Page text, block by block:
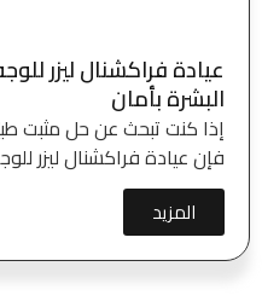
عيادة فراكشنال ليزر
البشرة بأمان
إذا كنت تبحث عن حل مثبت
فإن عيادة فراكشنال ليزر
المزيد